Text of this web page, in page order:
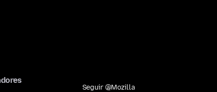
Seguir @Mozilla